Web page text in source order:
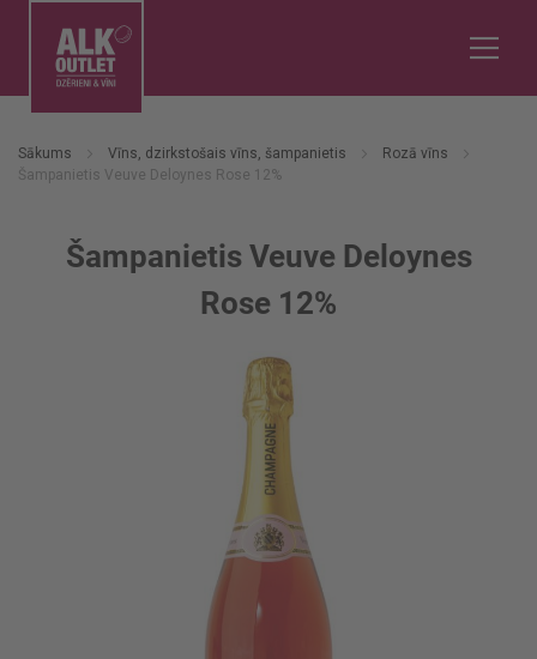
Sākums Vīns, dzirkstošais vīns, šampanietis
Rozā vīns
Šampanietis Veuve Deloynes Rose 12%
Šampanietis Veuve Deloynes
Rose 12%